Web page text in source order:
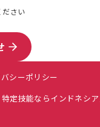
ださい
シーポリシー
定技能ならインドネシ